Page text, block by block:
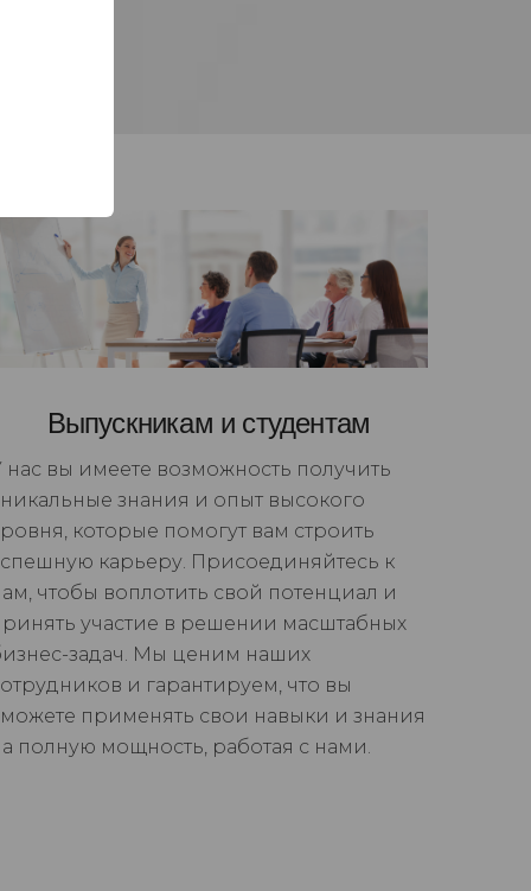
Выпускникам и студентам
нас вы имеете возможность получить
знания и опыт высокого
которые помогут вам строить
карьеру. Присоединяйтесь к
чтобы воплотить свой потенциал и
участие в решении масштабных
задач. Мы ценим наших
и гарантируем, что вы
применять свои навыки и знания
полную мощность, работая с нами.